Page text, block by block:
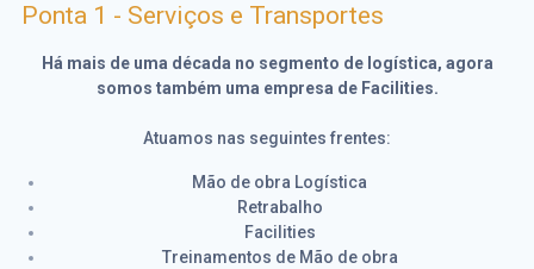
Ponta 1 - Serviços e Transportes
Há mais de uma década no segmento de logística, agora
somos também uma empresa de Facilities.
Atuamos nas seguintes frentes:
Mão de obra Logística
Retrabalho
Facilities
Treinamentos de Mão de obra